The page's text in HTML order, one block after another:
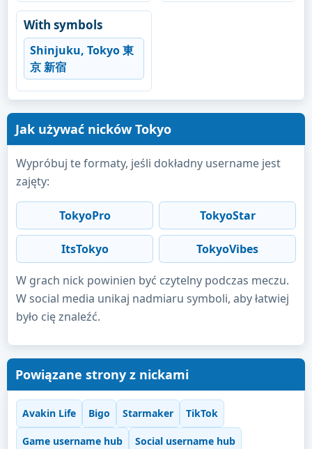
With symbols
Shinjuku, Tokyo 東
京 新宿
Jak używać nicków Tokyo
Wypróbuj te formaty, jeśli dokładny username jest
zajęty:
TokyoPro TokyoStar
ItsTokyo TokyoVibes
W grach nick powinien być czytelny podczas meczu.
W social media unikaj nadmiaru symboli, aby łatwiej
było cię znaleźć.
Powiązane strony z nickami
Avakin Life Bigo Starmaker TikTok
Game username hub Social username hub